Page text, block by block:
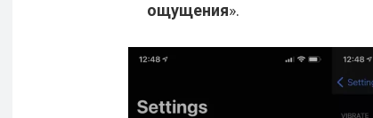
ощущения».